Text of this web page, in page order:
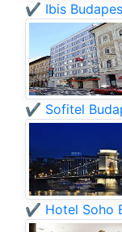
✔️ Ibis
✔️ Sofitel
✔️ Hotel Soho